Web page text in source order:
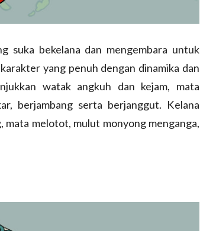
suka bekelana dan mengembara untuk
yang penuh dengan dinamika dan
watak angkuh dan kejam, mata
berjambang serta berjanggut. Kelana
melotot, mulut monyong menganga,